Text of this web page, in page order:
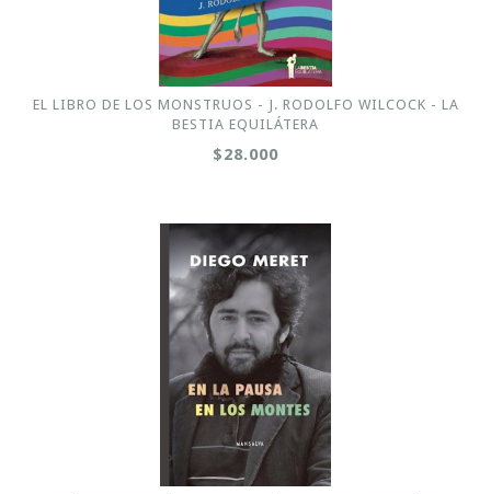
EL LIBRO DE LOS MONSTRUOS - J. RODOLFO WILCOCK - LA
BESTIA EQUILÁTERA
$28.000